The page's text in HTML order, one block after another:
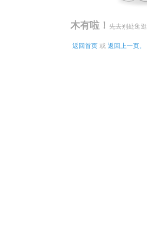
木有啦！ 先去别处逛逛
返回首页 或 返回上一页。